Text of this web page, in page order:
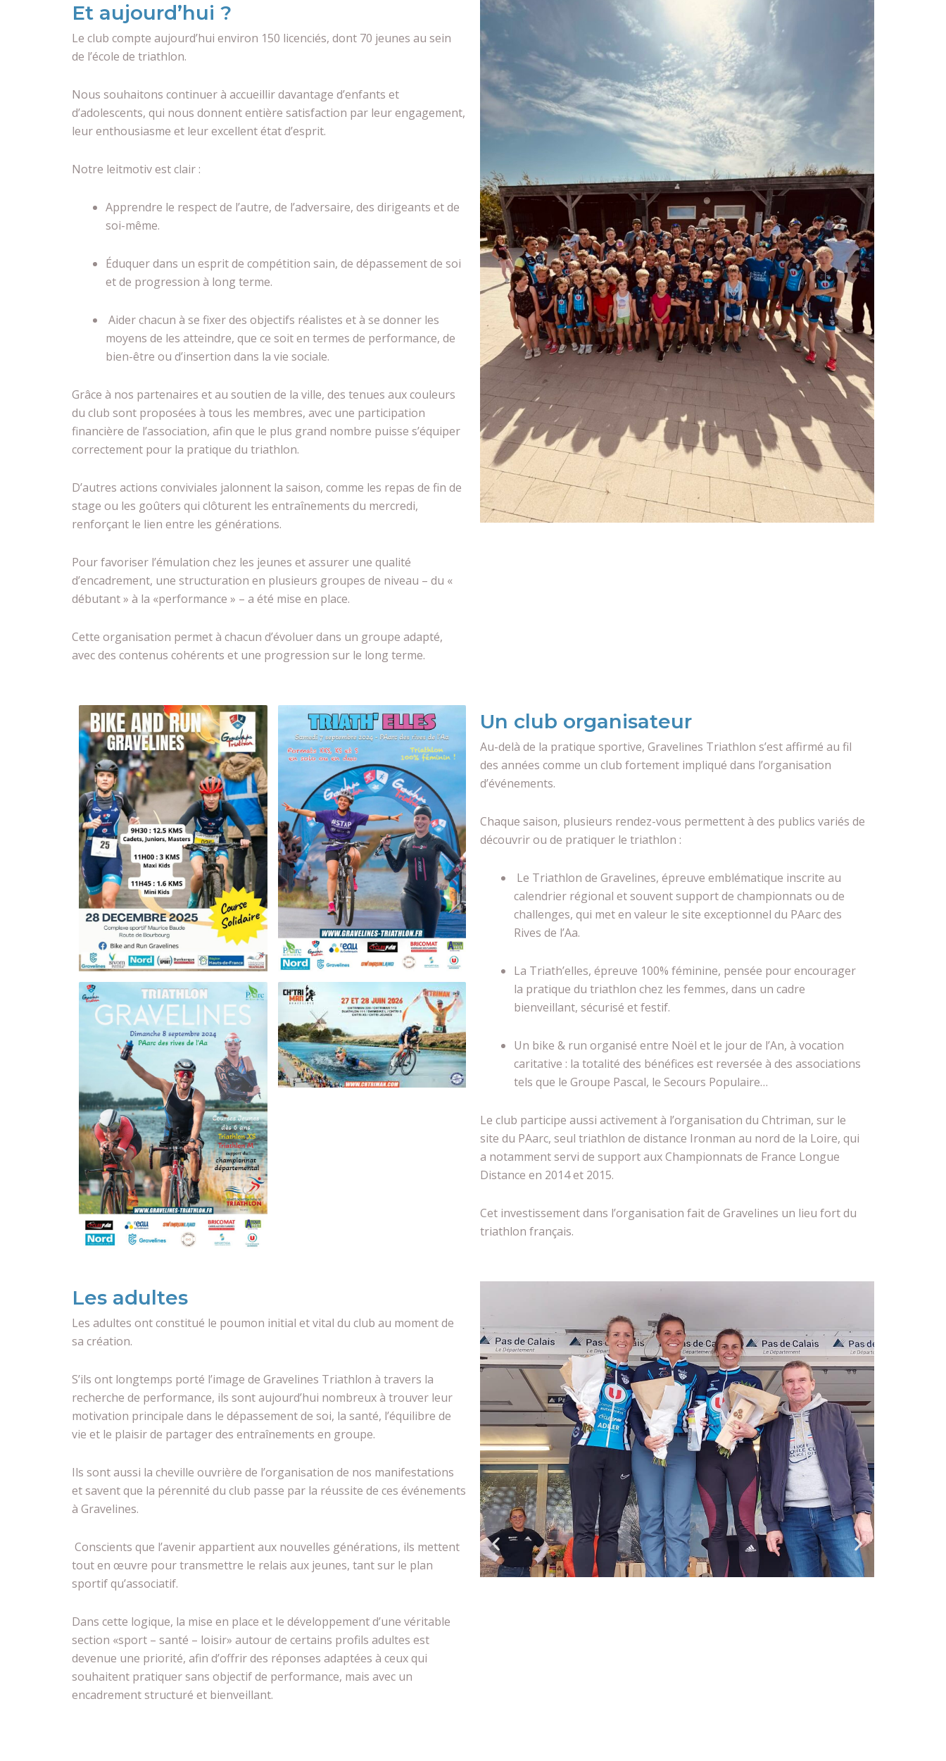
Et aujourd’hui ?
Le club compte aujourd’hui environ 150 licenciés, dont 70 jeunes au sein
de l’école de triathlon.
Nous souhaitons continuer à accueillir davantage d’enfants et
d’adolescents, qui nous donnent entière satisfaction par leur engagement,
leur enthousiasme et leur excellent état d’esprit.
Notre leitmotiv est clair :
Apprendre le respect de l’autre, de l’adversaire, des dirigeants et de
soi-même.
Éduquer dans un esprit de compétition sain, de dépassement de soi
et de progression à long terme.
Aider chacun à se fixer des objectifs réalistes et à se donner les
moyens de les atteindre, que ce soit en termes de performance, de
bien-être ou d’insertion dans la vie sociale.
Grâce à nos partenaires et au soutien de la ville, des tenues aux couleurs
du club sont proposées à tous les membres, avec une participation
financière de l’association, afin que le plus grand nombre puisse s’équiper
correctement pour la pratique du triathlon.
D’autres actions conviviales jalonnent la saison, comme les repas de fin de
stage ou les goûters qui clôturent les entraînements du mercredi,
renforçant le lien entre les générations.
Pour favoriser l’émulation chez les jeunes et assurer une qualité
d’encadrement, une structuration en plusieurs groupes de niveau – du «
débutant » à la «performance » – a été mise en place.
Cette organisation permet à chacun d’évoluer dans un groupe adapté,
avec des contenus cohérents et une progression sur le long terme.
Un club organisateur
Au-delà de la pratique sportive, Gravelines Triathlon s’est affirmé au fil
des années comme un club fortement impliqué dans l’organisation
d’événements.
Chaque saison, plusieurs rendez-vous permettent à des publics variés de
découvrir ou de pratiquer le triathlon :
Le Triathlon de Gravelines, épreuve emblématique inscrite au
calendrier régional et souvent support de championnats ou de
challenges, qui met en valeur le site exceptionnel du PAarc des
Rives de l’Aa.
La Triath’elles, épreuve 100% féminine, pensée pour encourager
la pratique du triathlon chez les femmes, dans un cadre
bienveillant, sécurisé et festif.
Un bike & run organisé entre Noël et le jour de l’An, à vocation
caritative : la totalité des bénéfices est reversée à des associations
tels que le Groupe Pascal, le Secours Populaire…
Le club participe aussi activement à l’organisation du Chtriman, sur le
site du PAarc, seul triathlon de distance Ironman au nord de la Loire, qui
a notamment servi de support aux Championnats de France Longue
Distance en 2014 et 2015.
Cet investissement dans l’organisation fait de Gravelines un lieu fort du
triathlon français.
Les adultes
Les adultes ont constitué le poumon initial et vital du club au moment de
sa création.
S’ils ont longtemps porté l’image de Gravelines Triathlon à travers la
recherche de performance, ils sont aujourd’hui nombreux à trouver leur
motivation principale dans le dépassement de soi, la santé, l’équilibre de
vie et le plaisir de partager des entraînements en groupe.
Ils sont aussi la cheville ouvrière de l’organisation de nos manifestations
et savent que la pérennité du club passe par la réussite de ces événements
à Gravelines.
Conscients que l’avenir appartient aux nouvelles générations, ils mettent
tout en œuvre pour transmettre le relais aux jeunes, tant sur le plan
sportif qu’associatif.
Dans cette logique, la mise en place et le développement d’une véritable
section «sport – santé – loisir» autour de certains profils adultes est
devenue une priorité, afin d’offrir des réponses adaptées à ceux qui
souhaitent pratiquer sans objectif de performance, mais avec un
encadrement structuré et bienveillant.